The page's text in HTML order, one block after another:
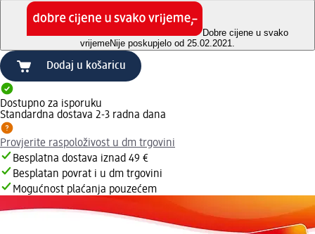
Dobre cijene u svako
vrijemeNije poskupjelo od 25.02.2021.
Dodaj u košaricu
Dostupno za isporuku
Standardna dostava 2-3 radna dana
Provjerite raspoloživost u dm trgovini
Besplatna dostava iznad 49 €
Besplatan povrat i u dm trgovini
Mogućnost plaćanja pouzećem